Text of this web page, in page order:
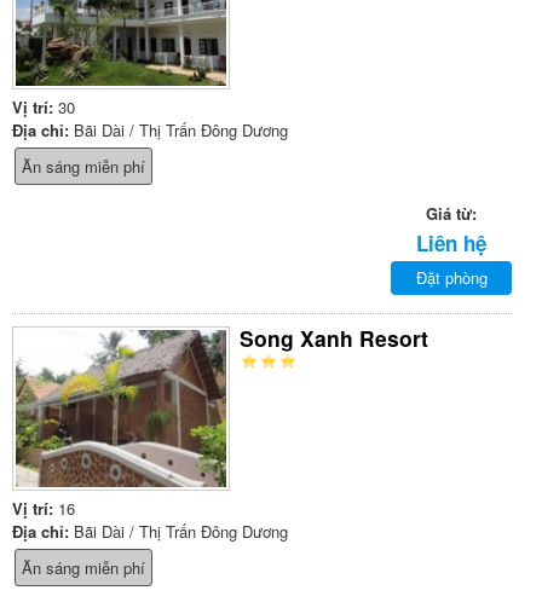
Vị trí: 30
Địa chỉ: Bãi Dài / Thị Trấn Đông Dương
Ăn sáng miễn phí
Giá từ:
Liên hệ
Đặt phòng
Song Xanh Resort
Vị trí: 16
Địa chỉ: Bãi Dài / Thị Trấn Đông Dương
Ăn sáng miễn phí